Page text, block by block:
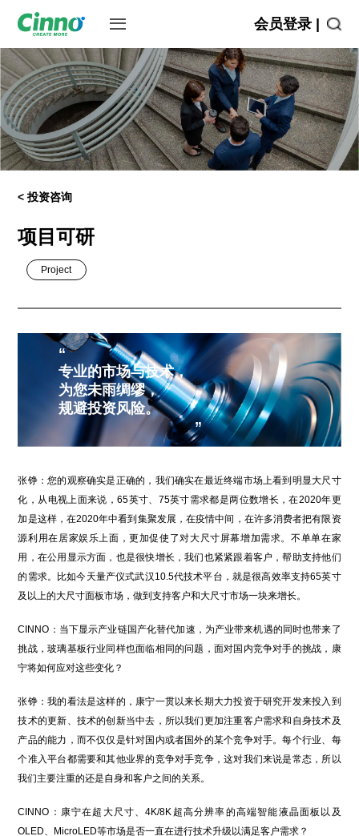
会员登录 |
< 投资咨询
项目可研
Project
“
专业的市场与技术，
为您未雨绸缪，
规避投资风险。
”
张铮：您的观察确实是正确的，我们确实在最近终端市场上看到明显大尺寸
化，从电视上面来说，65英寸、75英寸需求都是两位数增长，在2020年更
加是这样，在2020年中看到集聚发展，在疫情中间，在许多消费者把有限资
源利用在居家娱乐上面，更加促使了对大尺寸屏幕增加需求。不单单在家
用，在公用显示方面，也是很快增长，我们也紧紧跟着客户，帮助支持他们
的需求。比如今天量产仪式武汉10.5代技术平台，就是很高效率支持65英寸
及以上的大尺寸面板市场，做到支持客户和大尺寸市场一块来增长。
CINNO：当下显示产业链国产化替代加速，为产业带来机遇的同时也带来了
挑战，玻璃基板行业同样也面临相同的问题，面对国内竞争对手的挑战，康
宁将如何应对这些变化？
张铮：我的看法是这样的，康宁一贯以来长期大力投资于研究开发来投入到
技术的更新、技术的创新当中去，所以我们更加注重客户需求和自身技术及
产品的能力，而不仅仅是针对国内或者国外的某个竞争对手。每个行业、每
个准入平台都需要和其他业界的竞争对手竞争，这对我们来说是常态，所以
我们主要注重的还是自身和客户之间的关系。
CINNO：康宁在超大尺寸、4K/8K超高分辨率的高端智能液晶面板以及
OLED、MicroLED等市场是否一直在进行技术升级以满足客户需求？